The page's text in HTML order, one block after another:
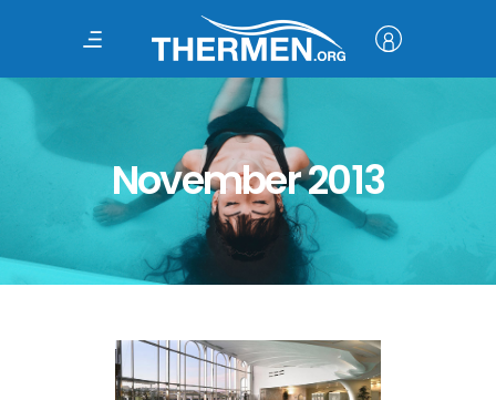
November 2013